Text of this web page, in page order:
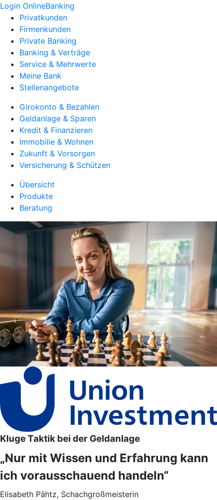
Login OnlineBanking
Privatkunden
Firmenkunden
Private Banking
Banking & Verträge
Service & Mehrwerte
Meine Bank
Stellenangebote
Girokonto & Bezahlen
Geldanlage & Sparen
Kredit & Finanzieren
Immobilie & Wohnen
Zukunft & Vorsorgen
Versicherung & Schützen
Übersicht
Produkte
Beratung
Kluge Taktik bei der Geldanlage
„Nur mit Wissen und Erfahrung kann
ich vorausschauend handeln“
Elisabeth Pähtz, Schachgroßmeisterin